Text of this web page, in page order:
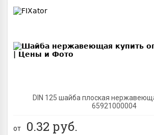
DIN 125 шайба плоская
65921000004
от 0.32 руб.